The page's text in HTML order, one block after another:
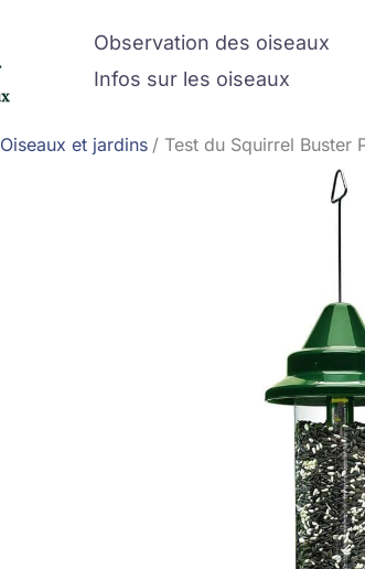
Observation des oiseaux
Infos sur les oiseaux
Oiseaux et jardins Test du Squirrel Buster